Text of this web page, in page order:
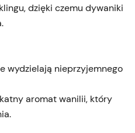
dzięki czemu dywaniki
wydzielają nieprzyjemnego
aromat wanilii, który